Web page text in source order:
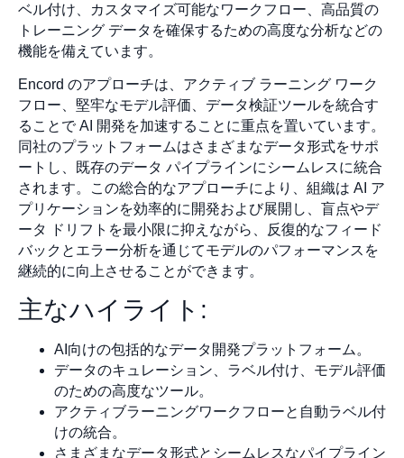
ベル付け、カスタマイズ可能なワークフロー、高品質の
トレーニング データを確保するための高度な分析などの
機能を備えています。
Encord のアプローチは、アクティブ ラーニング ワーク
フロー、堅牢なモデル評価、データ検証ツールを統合す
ることで AI 開発を加速することに重点を置いています。
同社のプラットフォームはさまざまなデータ形式をサポ
ートし、既存のデータ パイプラインにシームレスに統合
されます。この総合的なアプローチにより、組織は AI ア
プリケーションを効率的に開発および展開し、盲点やデ
ータ ドリフトを最小限に抑えながら、反復的なフィード
バックとエラー分析を通じてモデルのパフォーマンスを
継続的に向上させることができます。
主なハイライト:
AI向けの包括的なデータ開発プラットフォーム。
データのキュレーション、ラベル付け、モデル評価
のための高度なツール。
アクティブラーニングワークフローと自動ラベル付
けの統合。
さまざまなデータ形式とシームレスなパイプライン